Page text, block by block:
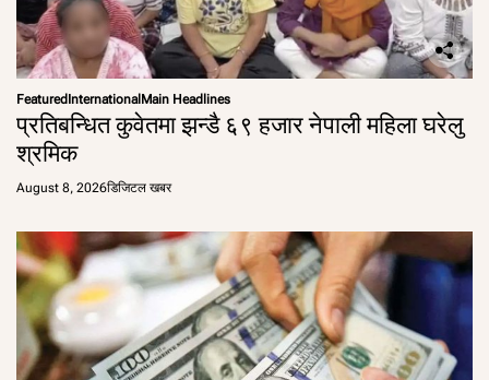
FeaturedInternationalMain Headlines
प्रतिबन्धित कुवेतमा झन्डै ६९ हजार नेपाली महिला घरेलु
श्रमिक
August 8, 2026डिजिटल खबर